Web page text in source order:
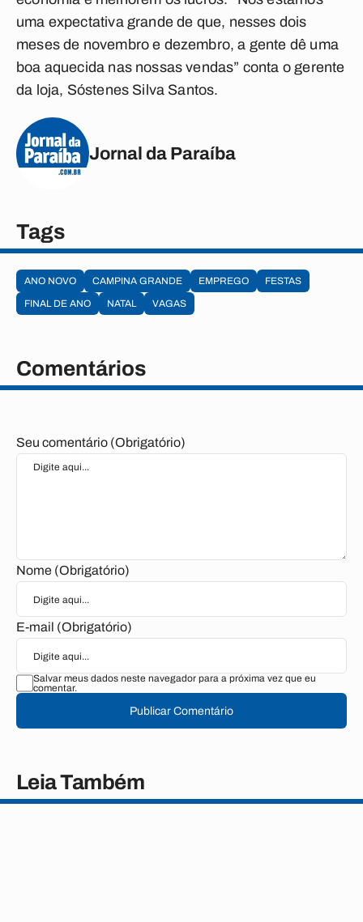
uma expectativa grande de que, nesses dois
meses de novembro e dezembro, a gente dê uma
boa aquecida nas nossas vendas” conta o gerente
da loja, Sóstenes Silva Santos.
Jornal da Paraíba
Tags
ANO NOVO CAMPINA GRANDE EMPREGO
FESTAS
FINAL DE ANO
NATAL VAGAS
Comentários
Seu comentário (Obrigatório)
Nome (Obrigatório)
E-mail (Obrigatório)
Salvar meus dados neste navegador para a próxima vez que eu
comentar.
Publicar Comentário
Leia Também